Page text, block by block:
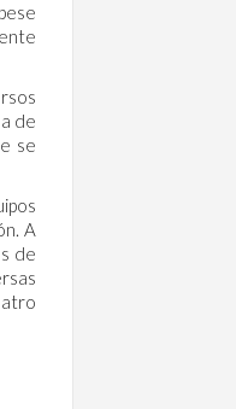
de
se
A
de